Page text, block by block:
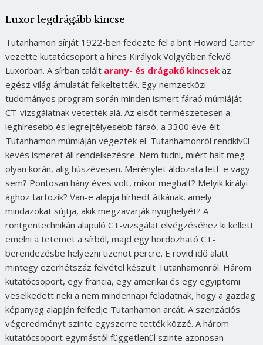
Luxor legdrágább kincse
Tutanhamon sírját 1922-ben fedezte fel a brit Howard Carter
vezette kutatócsoport a híres Királyok Völgyében fekvő
Luxorban. A sírban talált arany- és drágakő kincsek az
egész világ ámulatát felkeltették. Egy nemzetközi
tudományos program során minden ismert fáraó múmiáját
CT-vizsgálatnak vetették alá. Az elsőt természetesen a
leghíresebb és legrejtélyesebb fáraó, a 3300 éve élt
Tutanhamon múmiáján végezték el. Tutanhamonról rendkívül
kevés ismeret áll rendelkezésre. Nem tudni, miért halt meg
olyan korán, alig húszévesen. Merénylet áldozata lett-e vagy
sem? Pontosan hány éves volt, mikor meghalt? Melyik királyi
ághoz tartozik? Van-e alapja hírhedt átkának, amely
mindazokat sújtja, akik megzavarják nyughelyét? A
röntgentechnikán alapuló CT-vizsgálat elvégzéséhez ki kellett
emelni a tetemet a sírból, majd egy hordozható CT-
berendezésbe helyezni tizenöt percre. E rövid idő alatt
mintegy ezerhétszáz felvétel készült Tutanhamonról. Három
kutatócsoport, egy francia, egy amerikai és egy egyiptomi
veselkedett neki a nem mindennapi feladatnak, hogy a gazdag
képanyag alapján felfedje Tutanhamon arcát. A szenzációs
végeredményt szinte egyszerre tették közzé. A három
kutatócsoport egymástól függetlenül szinte azonosan